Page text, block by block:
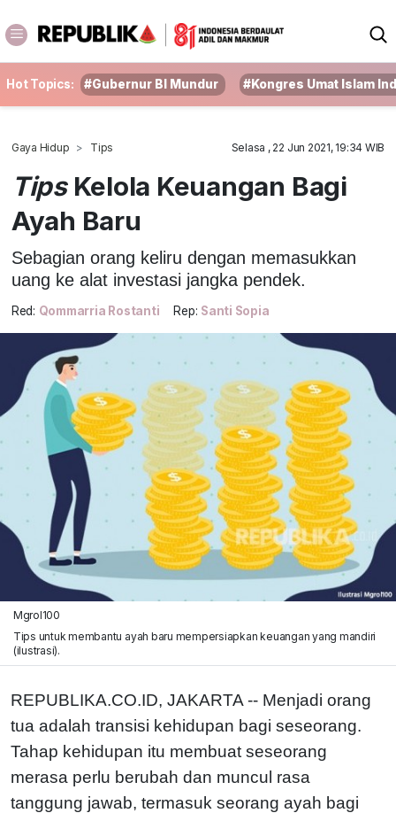
Hot Topics: #Gubernur BI Mundur #Kongres Umat Islam
Gaya Hidup Tips Selasa , 22 Jun 2021, 19:34 WIB
TipsKelola Keuangan Bagi
Ayah Baru
Sebagian orang keliru dengan memasukkan
uang ke alat investasi jangka pendek.
Red: Qommarria Rostanti Rep: Santi Sopia
Mgrol100
Tips untuk membantu ayah baru mempersiapkan keuangan yang mandiri
(ilustrasi).
REPUBLIKA.CO.ID, JAKARTA -- Menjadi orang
tua adalah transisi kehidupan bagi seseorang.
Tahap kehidupan itu membuat seseorang
merasa perlu berubah dan muncul rasa
tanggung jawab, termasuk seorang ayah bagi